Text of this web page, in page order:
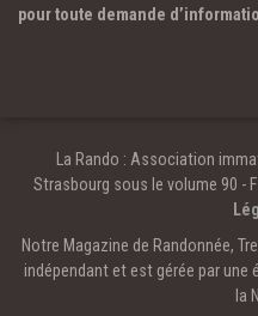
pour toute demande
La Rando : Association
Strasbourg sous le volume 90 -
Notre Magazine de Randonnée,
indépendant et est gérée par une
la